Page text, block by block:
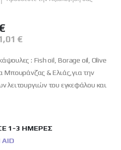
€
: Fish oil, Borage oil, Olive
Μπουράνζας & Ελιάς,για την
λειτουργιών του εγκεφάλου και
1-3 ΗΜΈΡΕΣ
AID